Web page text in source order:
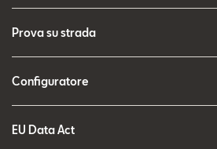
Prova su strada
Configuratore
EU Data Act